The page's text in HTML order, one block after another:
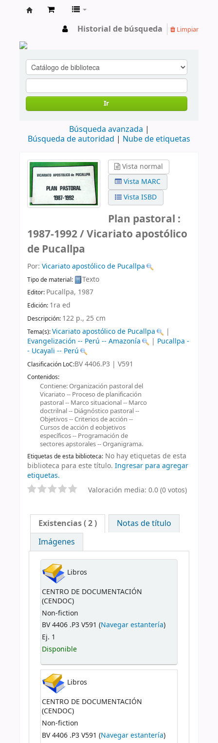
Historial de búsqueda Limpiar
Ir
Búsqueda avanzada
Búsqueda de autoridad
Nube de etiquetas
Vista normal
Vista MARC
Vista ISBD
Plan pastoral :
1987-1992 /Vicariato apostólico
de Pucallpa
Por: Vicariato apostólico de Pucallpa
Tipo de material: Texto
Editor: Pucallpa, 1987
Edición: 1ra ed
Descripción: 122 p., 25 cm
Tema(s):Vicariato apostólico de Pucallpa
|
Evangelización -- Perú -- Amazonía
| Pucallpa -
- Ucayali -- Perú
Clasificación LoC:BV 4406.P3 | V591
Contenidos:
Contiene: Organización pastoral del
Vicariato -- Proceso de planificación
pastoral -- Marco situacional -- Marco
doctrilnal -- Diágnóstico pastoral --
Objetivos -- Criterios de acción --
Cursos de acción d eobjetivos
específicos -- Programación de
sectores apstorales -- Organigrama.
Etiquetas de esta biblioteca: No hay etiquetas de esta
biblioteca para este título. Ingresar para agregar
etiquetas.
Valoración media: 0.0 (0 votos)
Existencias( 2 )
Notas de título
Imágenes
Libros
CENTRO DE DOCUMENTACIÓN
(CENDOC)
Non-fiction
BV 4406 .P3 V591 (Navegar estantería)
Ej. 1
Disponible
Libros
CENTRO DE DOCUMENTACIÓN
(CENDOC)
Non-fiction
BV 4406 .P3 V591 (Navegar estantería)